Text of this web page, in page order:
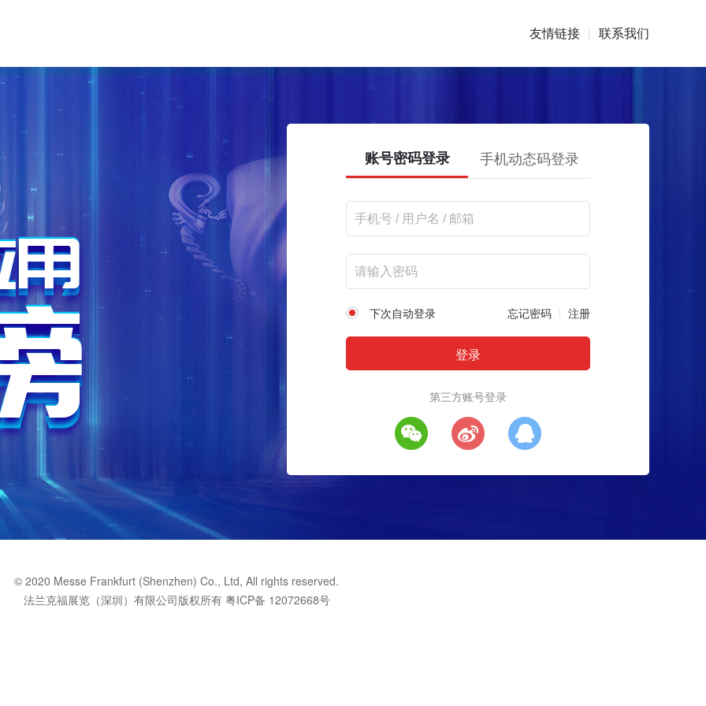
友情链接 | 联系我们
账号密码登录 手机动态码登录
下次自动登录 忘记密码 注册
第三方账号登录
© 2020 Messe Frankfurt (Shenzhen) Co., Ltd, All rights reserved.
法兰克福展览（深圳）有限公司版权所有 粤ICP备 12072668号